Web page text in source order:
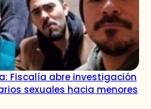
Fiscalía abre investigación
sexuales hacia menores